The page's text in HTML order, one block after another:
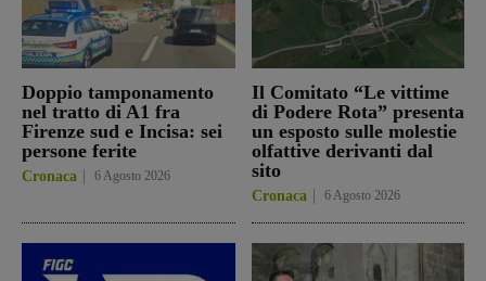
Doppio tamponamento
nel tratto di A1 fra
Firenze sud e Incisa: sei
persone ferite
Cronaca 6 Agosto 2026
Il Comitato “Le vittime
di Podere Rota” presenta
un esposto sulle molestie
olfattive derivanti dal
sito
Cronaca 6 Agosto 2026